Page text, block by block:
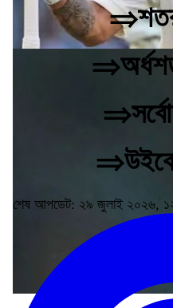
শেষ আপডেট: ২৯ জুলাই ২০২৬,